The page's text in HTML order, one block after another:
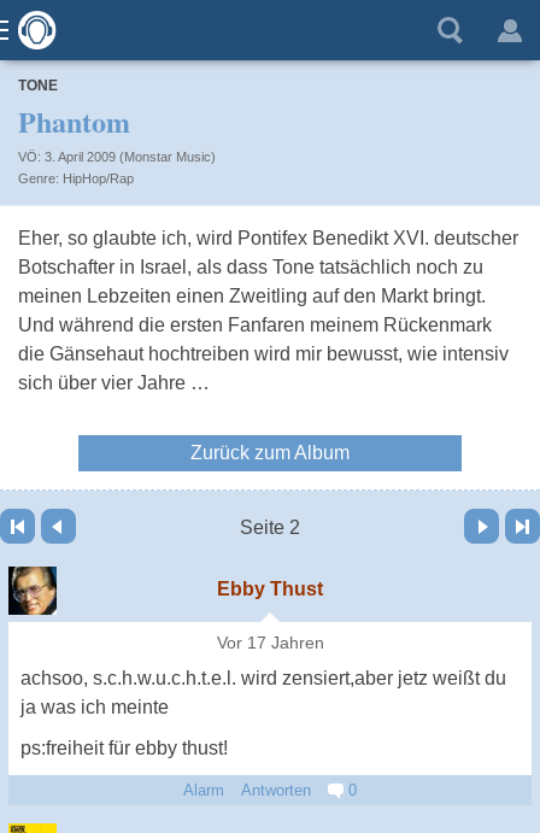
TONE
Phantom
VÖ: 3. April 2009 (Monstar Music)
HipHop/Rap
Eher, so glaubte ich, wird Pontifex Benedikt XVI. deutscher
Botschafter in Israel, als dass Tone tatsächlich noch zu
meinen Lebzeiten einen Zweitling auf den Markt bringt.
Und während die ersten Fanfaren meinem Rückenmark
die Gänsehaut hochtreiben wird mir bewusst, wie intensiv
sich über vier Jahre …
Zurück zum Album
Seite 2
Vor Letzte Seite
Ebby Thust
Vor 17 Jahren
achsoo, s.c.h.w.u.c.h.t.e.l. wird zensiert,aber jetz weißt du
ja was ich meinte
ps:freiheit für ebby thust!
Alarm Antworten 0